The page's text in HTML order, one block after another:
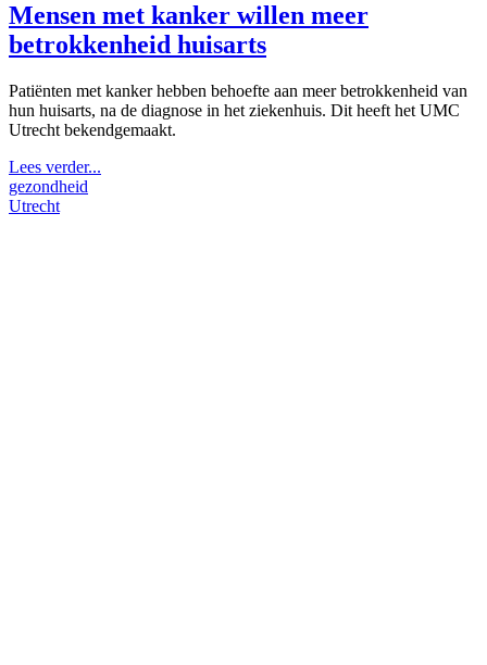
Mensen met kanker willen meer
betrokkenheid huisarts
Patiënten met kanker hebben behoefte aan meer betrokkenheid van
hun huisarts, na de diagnose in het ziekenhuis. Dit heeft het UMC
Utrecht bekendgemaakt.
Lees verder...
gezondheid
Utrecht